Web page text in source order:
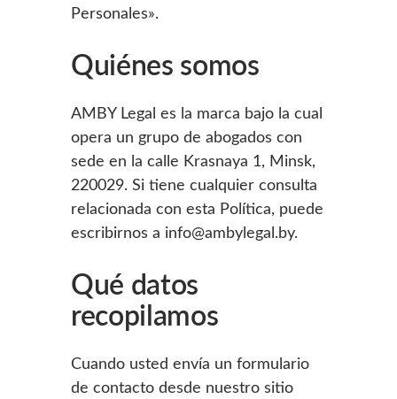
Personales».
Quiénes somos
AMBY Legal es la marca bajo la cual
opera un grupo de abogados con
sede en la calle Krasnaya 1, Minsk,
220029. Si tiene cualquier consulta
relacionada con esta Política, puede
escribirnos a info@ambylegal.by.
Qué datos
recopilamos
Cuando usted envía un formulario
de contacto desde nuestro sitio